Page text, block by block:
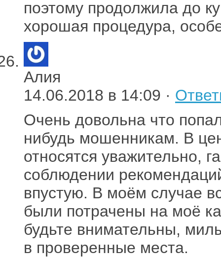
поэтому продолжила до
хорошая процедура,
Алия
14.06.2018 в 14:09 ·
Очень довольна что
нибудь мошенникам. В
относятся уважительно,
соблюдении
впустую. В моём случае
были потрачены на моё
будьте внимательны,
в проверенные места.